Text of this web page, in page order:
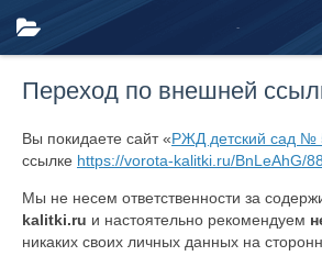
Переход по внешней
Вы покидаете сайт «РЖД детский сад №
ссылке https://vorota-kalitki.ru/BnLeAhG/
Мы не несем ответственности за
kalitki.ru и настоятельно рекомендуем
никаких своих личных данных на